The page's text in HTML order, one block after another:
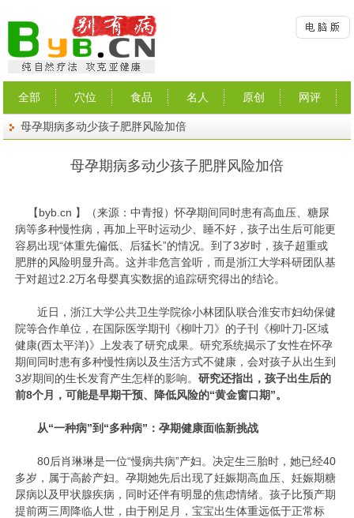
全部 穴位 食品 名人 原创 网评
母孕期病多动少孩子肥胖风险加倍
母孕期病多动少孩子肥胖风险加倍
【byb.cn 】（来源：中青报）怀孕期间同时患有高血压、糖尿
病等多种慢性病，再加上平时运动少、睡不好，孩子出生后可能更
容易出现“体重先偏低、后猛长”的情况。到了3岁时，孩子超重或
肥胖的风险明显升高。这并非危言耸听，而是浙江大学科研团队基
于对超过2.2万名母婴真实数据的追踪研究得出的结论。
近日，浙江大学公共卫生学院徐小林团队联合淮安市妇幼保健
院等合作单位，在国际医学期刊《柳叶刀》的子刊《柳叶刀-区域
健康(西太平洋)》上发表了研究成果。研究系统揭示了女性在怀孕
期间同时患有多种慢性病以及生活方式不健康，会对孩子从出生到
3岁期间的生长发育产生怎样的影响。研究还指出，孩子出生后的
前8个月，可能是早期干预、降低风险的“黄金窗口期”。
从“一种病”到“多种病”：孕期健康面临新挑战
80后肖琳琳是一位“慢病共病”产妇。决定生三胎时，她已经40
多岁，属于高龄产妇。孕期她先后出现了妊娠期高血压、妊娠期糖
尿病以及甲状腺疾病，同时还伴有明显的焦虑情绪。孩子比预产期
提前两三周降临人世，由于刚足月，宝宝出生体重远低于正常标